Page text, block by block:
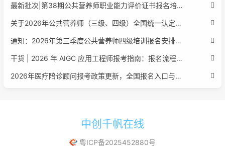
最新批次|第38期公共营养师职业能力评价证书报名培训通知
关于2026年公共营养师（三级、四级）全国统一认定报名的服务通知
通知：2026年第三季度公共营养师四级培训报名安排正式发布
干货 | 2026 年 AIGC 应用工程师报考指南：报名流程、学历要求、培训课程、就业方向全梳理
2026年医疗陪诊顾问报考政策更新，全国报名入口与报考指南全同步
中创千帆在线
粤ICP备2025452880号